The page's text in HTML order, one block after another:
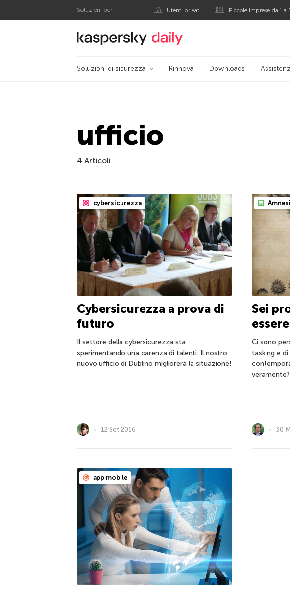
Soluzioni per: Utenti privati Piccole imprese da 1
Blog ufficiale di Kaspersky
Soluzioni di sicurezza Rinnova Downloads
ufficio
4 Articoli
cybersicurezza
Cybersicurezza a prova di
futuro
Il settore della cybersicurezza sta
sperimentando una carenza di talenti. Il nostro
nuovo ufficio di Dublino migliorerà la situazione!
12 Set 2016
Sei
Ci sono
tasking e
veramente?
30
app mobile